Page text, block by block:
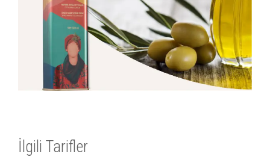
İlgili Tarifler